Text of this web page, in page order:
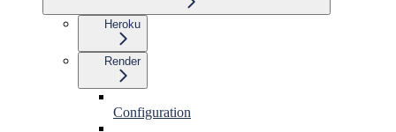
Heroku
Render
Configuration